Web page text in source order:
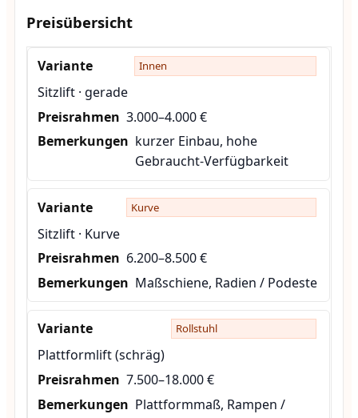
Preisübersicht
Innen
Sitzlift · gerade
3.000–4.000 €
kurzer Einbau, hohe
Gebraucht-Verfügbarkeit
Kurve
Sitzlift · Kurve
6.200–8.500 €
Maßschiene, Radien / Podeste
Rollstuhl
Plattformlift (schräg)
7.500–18.000 €
Plattformmaß, Rampen /